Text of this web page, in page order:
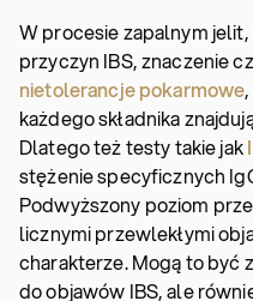
W procesie zapalnym
przyczyn IBS, znaczenie
nietolerancje pokarmowe
każdego składnika
Dlatego też testy takie jak
stężenie specyficznych
Podwyższony poziom
licznymi przewlekłymi
charakterze. Mogą to być
do objawów IBS, ale